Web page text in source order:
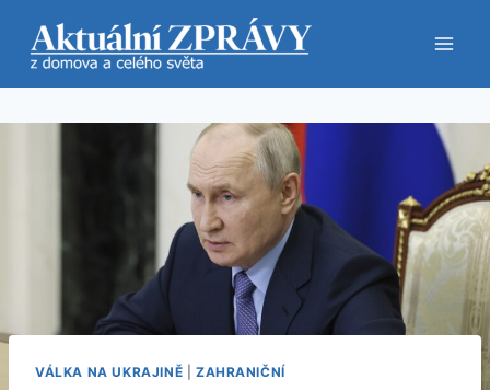
obsah
VÁLKA NA UKRAJINĚ ZAHRANIČNÍ